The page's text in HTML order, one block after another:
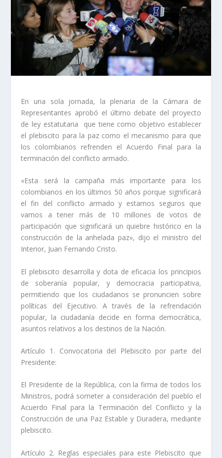
En una sola jornada, la plenaria de la Cámara de
Representantes aprobó el último debate del proyecto
de ley estatutaria que tiene como objetivo establecer
el plebiscito para la paz como el mecanismo para que
los colombianos refrenden el Acuerdo Final para la
terminación del conflicto armado.
«Esta será la campaña más importante para los
colombianos en los últimos 50 años porque significará
el fin del conflicto armado y estamos seguros que
vamos a tener más de 10 millones de votos de
participación que significará un quiebre histórico en la
construcción de la anhelada paz», dijo el ministro del
Interior, Juan Fernando Cristo.
El plebiscito desarrolla y dota de eficacia los principios
de soberanía popular, y democracia participativa,
permitiendo que los ciudadanos se pronuncien sobre
políticas del Ejecutivo. A través de la refrendación
popular, la ciudadanía decide en forma democrática,
asuntos relativos a los destinos de la Nación.
Artículo 1. Convocatoria del Plebiscito por parte del
Presidente:
El Presidente de la República, con la firma de todos los
Ministros, podrá someter a consideración del pueblo el
Acuerdo Final para la Terminación del Conflicto y la
Construcción de una Paz Estable y Duradera, mediante
plebiscito.
Artículo 2. Reglas especiales para este Plebiscito que